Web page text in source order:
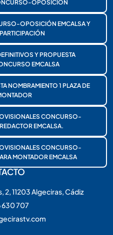
OPOSICIÓN
OPOSICIÓN EMCALSA Y
Y PROPUESTA
EMCALSA
NOMBRAMIENTO 1 PLAZA DE
CONCURSO-
EMCALSA.
CONCURSO-
MONTADOR EMCALSA
2, 11203 Algeciras, Cádiz
630 707